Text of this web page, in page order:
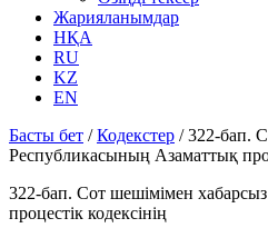
Жарияланымдар
НҚА
RU
KZ
EN
Басты бет /Кодекстер /322-бап.
Республикасының Азаматтық
322-бап. Сот шешімімен
процестік кодексінің